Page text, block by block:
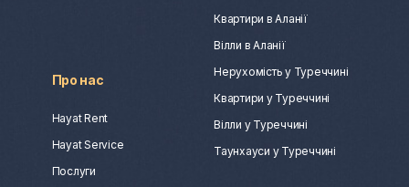
Про нас
Hayat Rent
Hayat Service
Послуги
Квартири в Аланії
Вілли в Аланії
Нерухомість у Туреччині
Квартири у Туреччині
Вілли у Туреччині
Таунхауси у Туреччині